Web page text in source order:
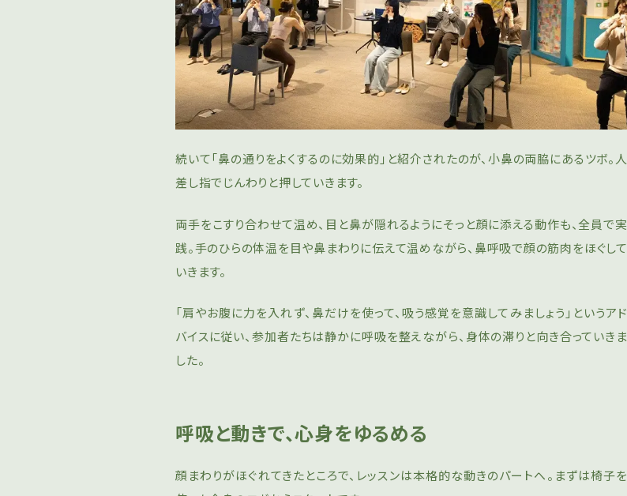
続いて「鼻の通りをよくするのに効果的」と紹介されたのが、小鼻の両脇にあるツボ。人
差し指でじんわりと押していきます。
両手をこすり合わせて温め、目と鼻が隠れるようにそっと顔に添える動作も、全員で実
践。手のひらの体温を目や鼻まわりに伝えて温めながら、鼻呼吸で顔の筋肉をほぐして
いきます。
「肩やお腹に力を入れず、鼻だけを使って、吸う感覚を意識してみましょう」というアド
バイスに従い、参加者たちは静かに呼吸を整えながら、身体の滞りと向き合っていきま
した。
呼吸と動きで、心身をゆるめる
顔まわりがほぐれてきたところで、レッスンは本格的な動きのパートへ。まずは椅子を